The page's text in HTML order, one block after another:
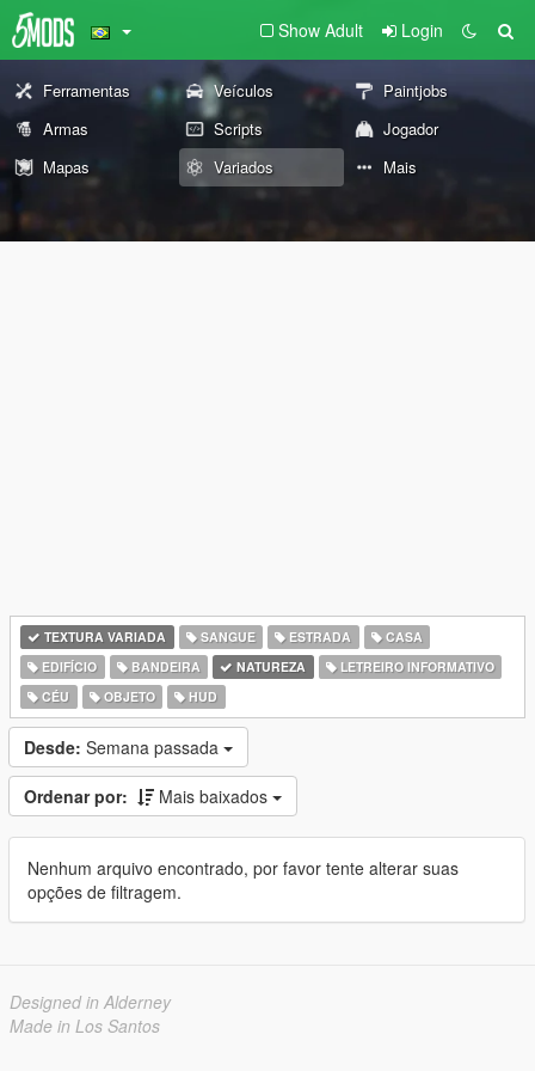
Show Adult Login
Ferramentas Veículos
Paintjobs
Armas
Scripts
Jogador
Mapas
Variados Mais
TEXTURA VARIADA SANGUE ESTRADA
CASA
EDIFÍCIO
BANDEIRA NATUREZA
LETREIRO INFORMATIVO
CÉU
OBJETO HUD
Desde: Semana passada
Ordenar por: Mais baixados
Nenhum arquivo encontrado, por favor tente alterar suas
opções de filtragem.
Designed in Alderney
Made in Los Santos